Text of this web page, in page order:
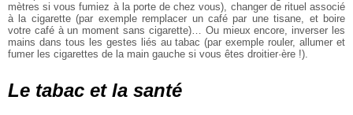
mètres si vous fumiez à la porte de chez vous), changer de rituel associé
à la cigarette (par exemple remplacer un café par une tisane, et boire
votre café à un moment sans cigarette)… Ou mieux encore, inverser les
mains dans tous les gestes liés au tabac (par exemple rouler, allumer et
fumer les cigarettes de la main gauche si vous êtes droitier·ère !).
Le tabac et la santé